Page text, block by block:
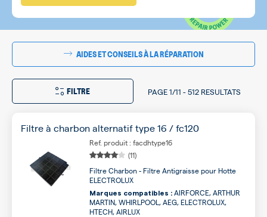
AIDES ET CONSEILS À LA RÉPARATION
FILTRE PAGE1/11 -512 RESULTATS
Filtre à charbon alternatif type 16 / fc120
Ref. produit : facdhtype16
(11)
Filtre Charbon - Filtre Antigraisse pour Hotte
ELECTROLUX
Marques compatibles : AIRFORCE, ARTHUR
MARTIN, WHIRLPOOL, AEG, ELECTROLUX,
HTECH, AIRLUX